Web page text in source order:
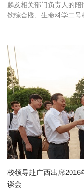
麟及相关部门负责人的
饮综合楼、生命科学二号
校领导赴广西出席2016
谈会